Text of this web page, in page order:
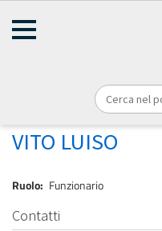
Briciole
Home
LUISO VITO
VITO LUISO
Ruolo Funzionario
Contatti